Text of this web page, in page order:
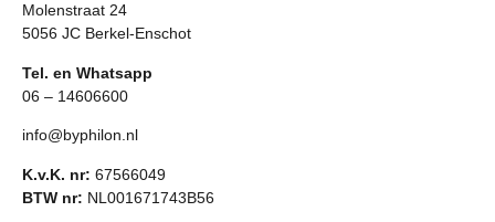
Molenstraat 24
5056 JC Berkel-Enschot
Tel. en Whatsapp
06 – 14606600
info@byphilon.nl
K.v.K. nr: 67566049
BTW nr: NL001671743B56